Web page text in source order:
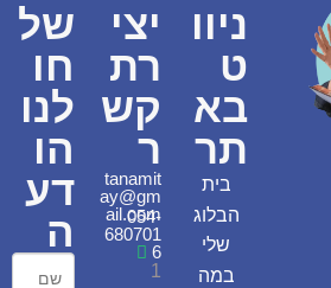
ניוו
ט
בא
תר
בית
הבלוג
שלי
במה
יצי
רת
קש
ר
tanamit
ay@gm
ail.com
054-
680701
6
1
של
חו
לנו
הו
דע
ה